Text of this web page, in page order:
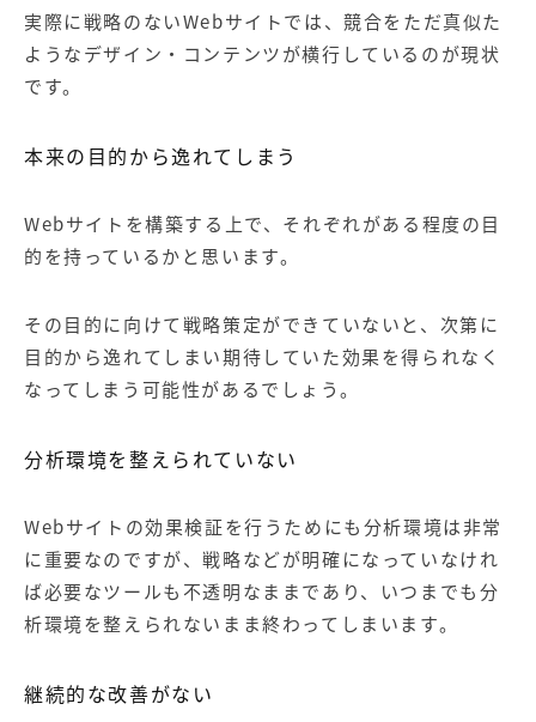
実際に戦略のないWebサイトでは、競合をただ真似た
ようなデザイン・コンテンツが横行しているのが現状
です。
本来の目的から逸れてしまう
Webサイトを構築する上で、それぞれがある程度の目
的を持っているかと思います。
その目的に向けて戦略策定ができていないと、次第に
目的から逸れてしまい期待していた効果を得られなく
なってしまう可能性があるでしょう。
分析環境を整えられていない
Webサイトの効果検証を行うためにも分析環境は非常
に重要なのですが、戦略などが明確になっていなけれ
ば必要なツールも不透明なままであり、いつまでも分
析環境を整えられないまま終わってしまいます。
継続的な改善がない